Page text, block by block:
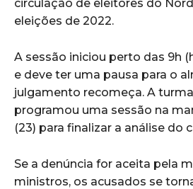
circulação de eleitores do
eleições de 2022.
A sessão iniciou perto das 9h
e deve ter uma pausa para o
julgamento recomeça. A
programou uma sessão na
(23) para finalizar a análise do
Se a denúncia for aceita pela
ministros, os acusados se